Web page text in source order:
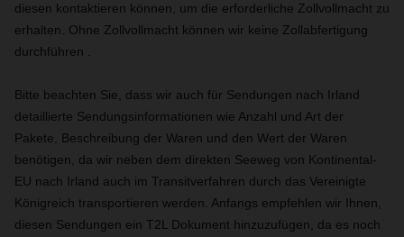
diesen kontaktieren können, um die erforderliche Zollvollmacht zu
erhalten. Ohne Zollvollmacht können wir keine Zollabfertigung
durchführen .
Bitte beachten Sie, dass wir auch für Sendungen nach Irland
detaillierte Sendungsinformationen wie Anzahl und Art der
Pakete, Beschreibung der Waren und den Wert der Waren
benötigen, da wir neben dem direkten Seeweg von Kontinental-
EU nach Irland auch im Transitverfahren durch das Vereinigte
Königreich transportieren werden. Anfangs empfehlen wir Ihnen,
diesen Sendungen ein T2L Dokument hinzuzufügen, da es noch